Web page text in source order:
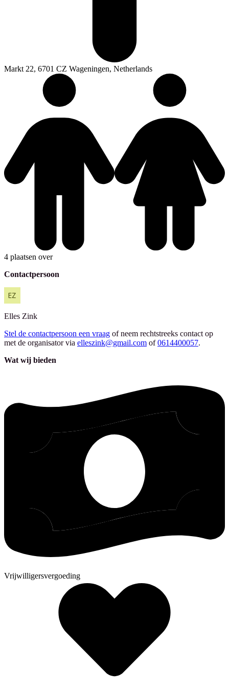
Markt 22, 6701 CZ Wageningen, Netherlands
4 plaatsen over
Contactpersoon
Elles Zink
Stel de contactpersoon een vraag of neem rechtstreeks contact op
met de organisator via elleszink@gmail.com of 0614400057.
Wat wij bieden
Vrijwilligersvergoeding